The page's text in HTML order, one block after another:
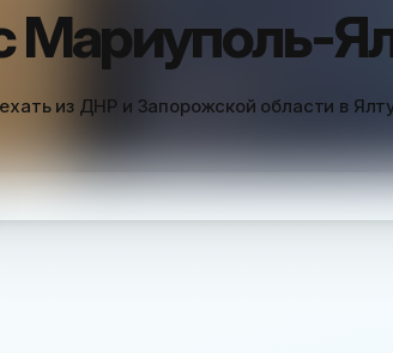
Мариуполь-
из ДНР и Запорожской области в